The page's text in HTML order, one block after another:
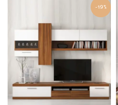
-19%